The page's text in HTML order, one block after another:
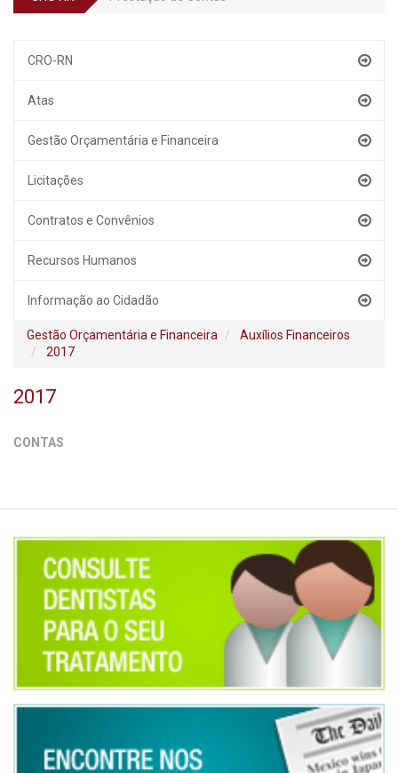
CRO-RN
Atas
Gestão Orçamentária e Financeira
Licitações
Contratos e Convênios
Recursos Humanos
Informação ao Cidadão
Gestão Orçamentária e Financeira
Auxílios Financeiros
2017
2017
CONTAS